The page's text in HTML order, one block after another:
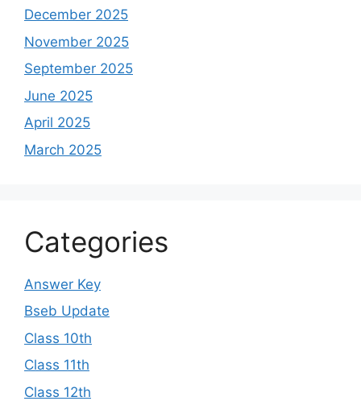
December 2025
November 2025
September 2025
June 2025
April 2025
March 2025
Categories
Answer Key
Bseb Update
Class 10th
Class 11th
Class 12th